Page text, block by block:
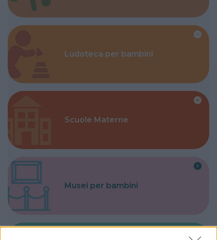
Ludoteca per bambini
Scuole Materne
Musei per bambini